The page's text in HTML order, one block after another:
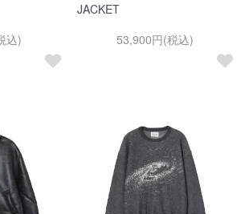
込)
JACKET
53,900円(税込)